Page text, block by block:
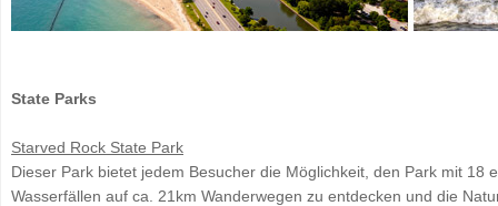
State Parks
Starved Rock State Park
Dieser Park bietet jedem Besucher die Möglichkeit, den Park mit 18
Wasserfällen auf ca. 21km Wanderwegen zu entdecken und die